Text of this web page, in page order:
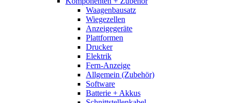
Waagenbausatz
Wiegezellen
Anzeigegeräte
Plattformen
Drucker
Elektrik
Fern-Anzeige
Allgemein (Zubehör)
Software
Batterie + Akkus